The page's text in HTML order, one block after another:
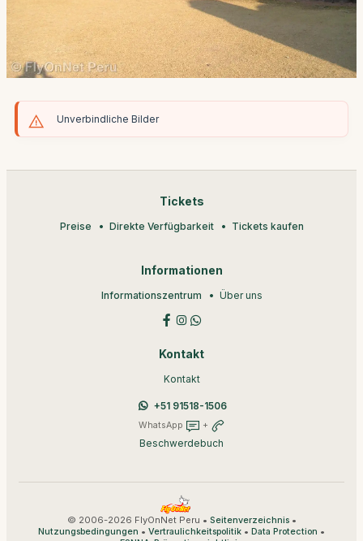
Unverbindliche Bilder
Tickets
Preise Direkte Verfügbarkeit Tickets kaufen
Informationen
Informationszentrum Über uns
Kontakt
Kontakt
+51 91518-1506
WhatsApp +
Beschwerdebuch
© 2006-2026 FlyOnNet Peru • Seitenverzeichnis•
Nutzungsbedingungen • Vertraulichkeitspolitik • Data Protection •